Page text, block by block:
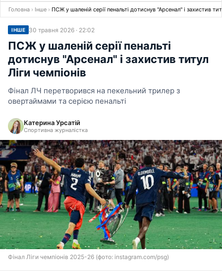
Головна › Інше › ПСЖ у шаленій серії пенальті дотиснув "Арсенал" і захистив
ІНШЕ 30 травня 2026 · 22:02
ПСЖ у шаленій серії пенальті
дотиснув "Арсенал" і захистив титул
Ліги чемпіонів
Фінал ЛЧ перетворився на пекельний трилер з
овертаймами та серією пенальті
Катерина Урсатій
Спортивна журналістка
Фінал Ліги чемпіонів 2025-26 (фото: instagram.com/psg)